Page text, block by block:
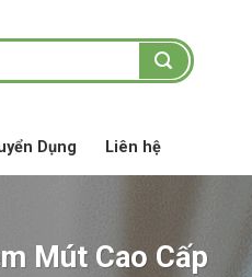
Dụng Liên hệ
Mút Cao Cấp